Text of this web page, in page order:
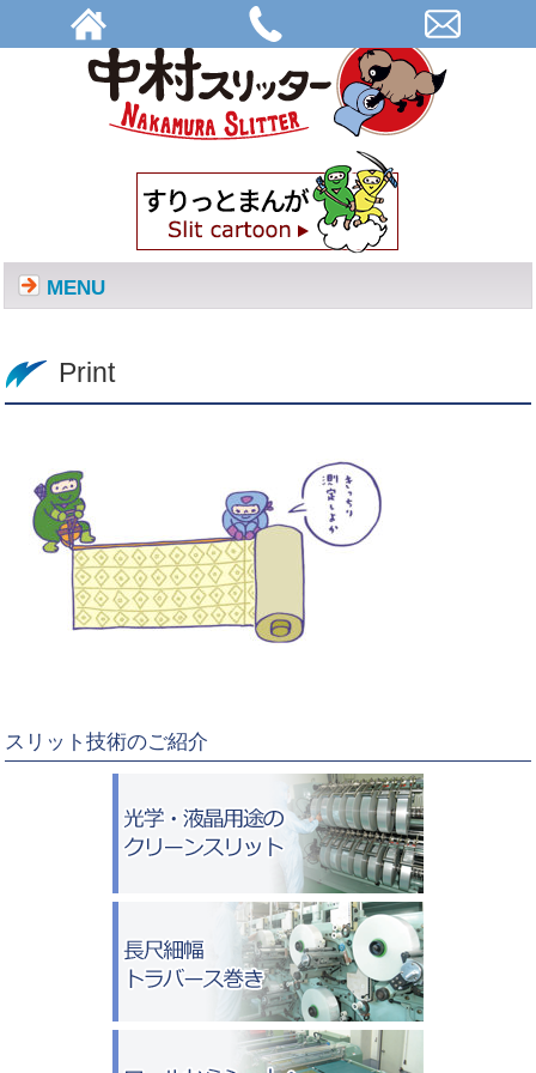
Print | 株式会社中村スリッター
MENU
Print
スリット技術のご紹介